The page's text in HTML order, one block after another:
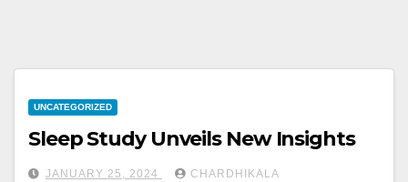
UNCATEGORIZED
Sleep Study Unveils New Insights
JANUARY 25, 2024 CHARDHIKALA